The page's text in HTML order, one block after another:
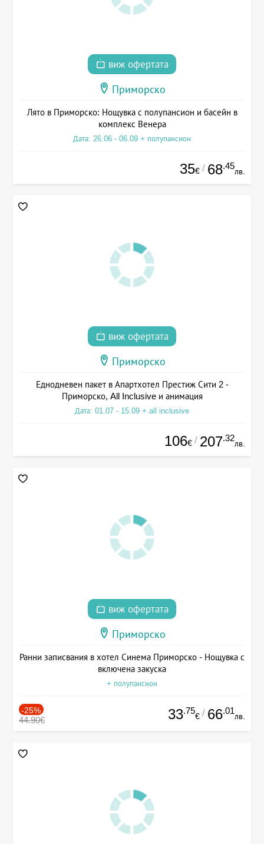
виж офертата
Приморско
Лято в Приморско: Нощувка с полупансион и басейн в
комплекс Венера
Дата: 26.06 - 06.09 + полупансион
35€ / 68.45
лв.
виж офертата
Приморско
Еднодневен пакет в Апартхотел Престиж Сити 2 -
Приморско, All Inclusive и анимация
Дата: 01.07 - 15.09 + all inclusive
106€ / 207.32
лв.
виж офертата
Приморско
Ранни записвания в хотел Синема Приморско - Нощувка с
включена закуска
+ полупансион
-25%
44.90€ 33.75
€ / 66.01
лв.